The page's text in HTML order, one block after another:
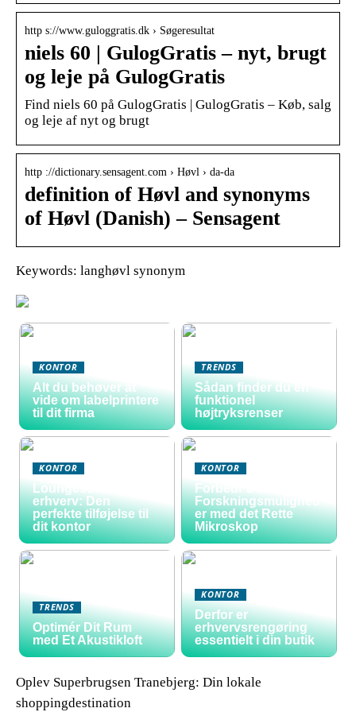
http s://www.guloggratis.dk › Søgeresultat
niels 60 | GulogGratis – nyt, brugt
og leje på GulogGratis
Find niels 60 på GulogGratis | GulogGratis – Køb, salg
og leje af nyt og brugt
http ://dictionary.sensagent.com › Høvl › da-da
definition of Høvl and synonyms
of Høvl (Danish) – Sensagent
Keywords: langhøvl synonym
KONTOR
Alt du behøver at
vide om labelprintere
til dit firma
TRENDS
Sådan finder du en
funktionel
højtryksrenser
KONTOR
Loungesofa til
erhverv: Den
perfekte tilføjelse til
dit kontor
KONTOR
Forbedr Dine
Forskningsmulighed
er med det Rette
Mikroskop
TRENDS
Optimér Dit Rum
med Et Akustikloft
KONTOR
Derfor er
erhvervsrengøring
essentielt i din butik
Oplev Superbrugsen Tranebjerg: Din lokale
shoppingdestination